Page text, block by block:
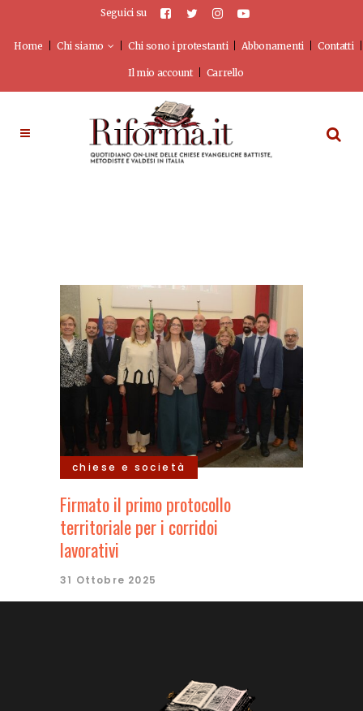
Seguici su
Home Chi siamo Chi sono i protestanti Abbonamenti Contatti
Il mio account Carrello
chiese e società
Firmato il primo protocollo
territoriale per i corridoi
lavorativi
31 Ottobre 2025